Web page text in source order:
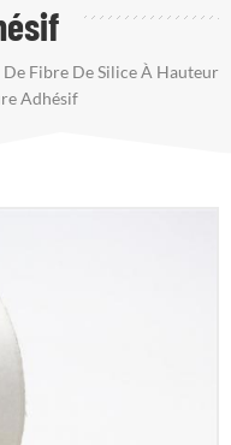
De Fibre De Silice À Hauteur
Adhésif